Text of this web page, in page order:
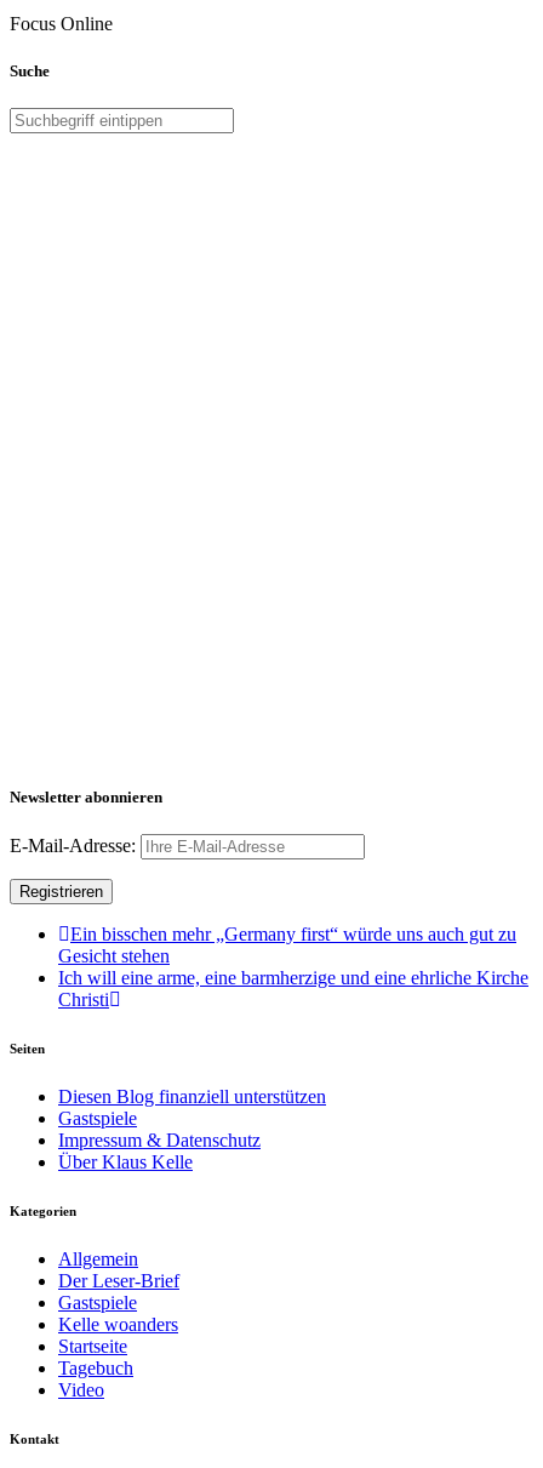
Focus Online
Suche
Newsletter abonnieren
E-Mail-Adresse:
Ein bisschen mehr „Germany first“ würde uns auch gut zu
Gesicht stehen
Ich will eine arme, eine barmherzige und eine ehrliche Kirche
Christi
Seiten
Diesen Blog finanziell unterstützen
Gastspiele
Impressum & Datenschutz
Über Klaus Kelle
Kategorien
Allgemein
Der Leser-Brief
Gastspiele
Kelle woanders
Startseite
Tagebuch
Video
Kontakt